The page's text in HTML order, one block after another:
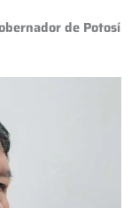
de Potosí